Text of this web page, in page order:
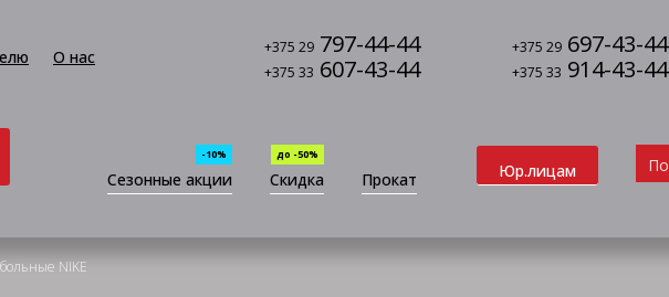
О нас +375 29 797-44-44 +375 29 697-43-44
+375 33 607-43-44 +375 33 914-43-44
Сезонные акции
-10%
Скидка
до -50%
Прокат Юр.лицам
NIKE